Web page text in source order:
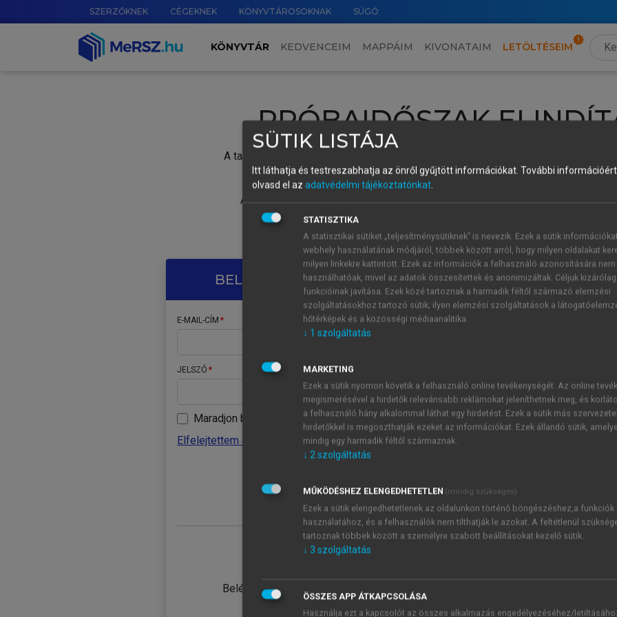
SZERZŐKNEK CÉGEKNEK KÖNYVTÁROSOKNAK SÚGÓ
KÖNYVTÁR KEDVENCEIM MAPPÁIM KIVONATAIM LETÖLTÉSEIM
PRÓBAIDŐSZAK
A tartalom megtekintéséhez lépj be a saját fiókoddal, iskolai azonosítóddal vagy
Új felhasználóként1 óra díjmentes hozzáférésrevagy
A próbaidőszak elindításához,
vagy hozz
A regisztráció után a
BELÉPÉS SAJÁT FIÓKKAL
E-MAIL-CÍM
JELSZÓ
Maradjon belépve
Elfelejtettem a jelszavamat
Belépés intézményi azonosítóval
ÚJ FIÓK
1 óra
JELSZÓ
Kérek értesítést a MeRSZ
Kérek értesítést az
SÜTIK LISTÁJA
Itt láthatja és testreszabhatja az önről gyűjtött információkat. További
olvasd el az adatvédelmi tájékoztatónkat.
STATISZTIKA
A statisztikai sütiket „teljesítménysütiknek” is nevezik. Ezek a sütik
webhely használatának módjáról, többek között arról, hogy milyen oldalakat
milyen linkekre kattintott. Ezek az információk a felhasználó azonosítására nem
használhatóak, mivel az adatok összesítettek és anonimizáltak. Céljuk
funkcióinak javítása. Ezek közé tartoznak a harmadik féltől származó elemzési
szolgáltatásokhoz tartozó sütik; ilyen elemzési szolgáltatások a
hőtérképek és a közösségi médiaanalitika.
↓ 1 szolgáltatás
MARKETING
Ezek a sütik nyomon követik a felhasználó online tevékenységét. Az online
megismerésével a hirdetők relevánsabb reklámokat jeleníthetnek meg, és
a felhasználó hány alkalommal láthat egy hirdetést. Ezek a sütik más
hirdetőkkel is megoszthatják ezeket az információkat. Ezek állandó sütik,
mindig egy harmadik féltől származnak.
↓ 2szolgáltatás
MŰKÖDÉSHEZ ELENGEDHETETLEN (mindig szükséges)
Ezek a sütik elengedhetetlenek az oldalunkon történő böngészéshez,a funkciók
használatához, és a felhasználók nem tilthatják le azokat. A feltétlenül
tartoznak többek között a személyre szabott beállításokat kezelő sütik.
↓ 3 szolgáltatás
ÖSSZES APP ÁTKAPCSOLÁSA
Használja ezt a kapcsolót az összes alkalmazás engedélyezéséhez/